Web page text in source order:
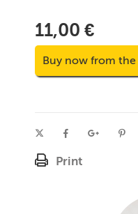
11,00 €
Buy now from
Print